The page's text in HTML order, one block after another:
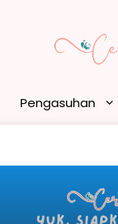
Pengasuhan